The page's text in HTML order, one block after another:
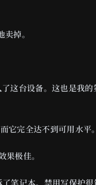
掉。
这台设备。这也是我的
它完全达不到可用水平
极佳。
笔记本。禁用写保护很